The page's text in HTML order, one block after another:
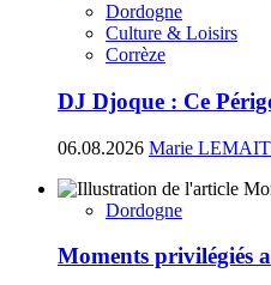
Dordogne
Culture & Loisirs
Corrèze
DJ Djoque : Ce
06.08.2026 Marie
Dordogne
Moments privilégiés